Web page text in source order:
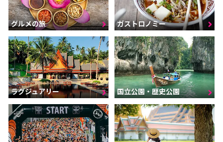
グルメの旅 ガストロノミー
ラグジュアリー 国立公園・歴史公園